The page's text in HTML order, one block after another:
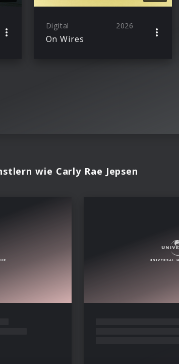
Digital 2026
On Wires
wie Carly Rae Jepsen